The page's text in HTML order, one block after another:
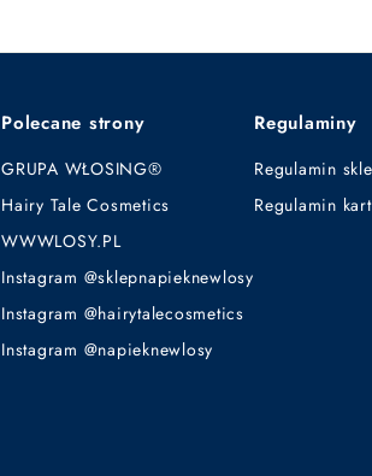
9
ł
Polecane strony
GRUPA WŁOSING®
Hairy Tale Cosmetics
WWWLOSY.PL
Instagram @sklepnapieknewlosy
Instagram @hairytalecosmetics
Instagram @napieknewlosy
Regulaminy
Regulamin
Regulamin